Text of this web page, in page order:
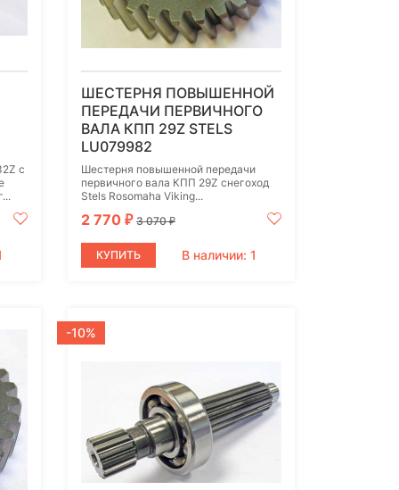
с
ШЕСТЕРНЯ ПОВЫШЕННОЙ
ПЕРЕДАЧИ ПЕРВИЧНОГО
ВАЛА КПП 29Z STELS
LU079982
Шестерня повышенной передачи
первичного вала КПП 29Z снегоход
Stels Rosomaha Viking...
2 770 ₽ 3 070₽
КУПИТЬ В наличии: 1
-10%